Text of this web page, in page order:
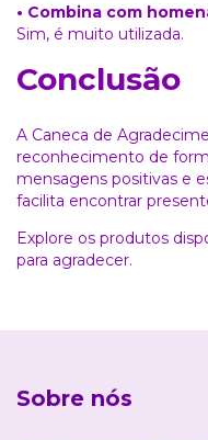
• Combina com
Sim, é muito utilizada.
Conclusão
A Caneca de
reconhecimento de
mensagens positivas e
facilita encontrar
Explore os produtos
para agradecer.
Sobre nós